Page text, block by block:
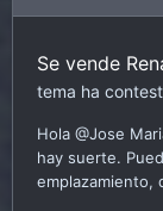
Se vende
tema ha
Hola @Jose
hay suerte.
emplazamiento,